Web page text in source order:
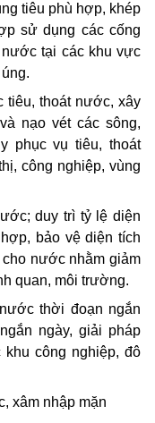
tiêu phù hợp, khép
sử dụng các cống
tại các khu vực
tiêu, thoát nước, xây
nạo vét các sông,
phục vụ tiêu, thoát
công nghiệp, vùng
duy trì tỷ lệ diện
bảo vệ diện tích
nước nhằm giảm
quan, môi trường.
thời đoạn ngắn
ngày, giải pháp
khu công nghiệp, đô
xâm nhập mặn